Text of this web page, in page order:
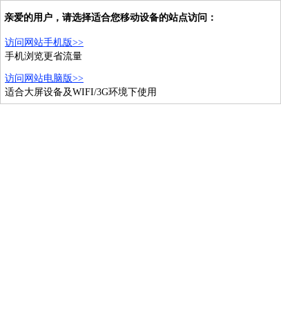
亲爱的用户，请选择适合您移动设备的站点访问：
访问网站手机版>>
手机浏览更省流量
访问网站电脑版>>
适合大屏设备及WIFI/3G环境下使用